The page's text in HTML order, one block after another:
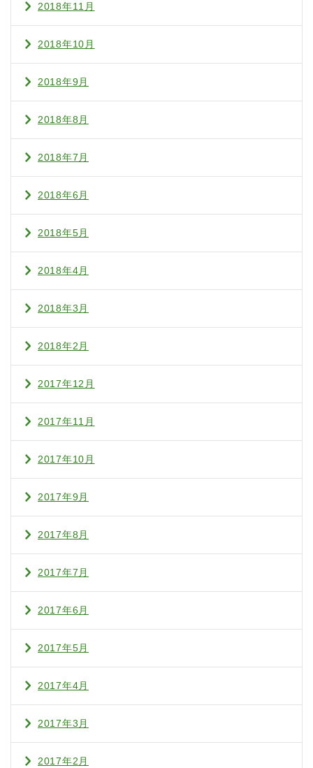
2018年11月
2018年10月
2018年9月
2018年8月
2018年7月
2018年6月
2018年5月
2018年4月
2018年3月
2018年2月
2017年12月
2017年11月
2017年10月
2017年9月
2017年8月
2017年7月
2017年6月
2017年5月
2017年4月
2017年3月
2017年2月